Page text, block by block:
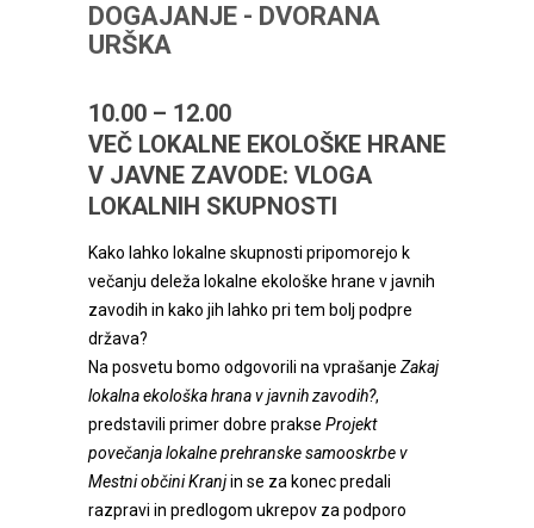
DOGAJANJE - DVORANA
URŠKA
10.00 – 12.00
VEČ LOKALNE EKOLOŠKE HRANE
V JAVNE ZAVODE: VLOGA
LOKALNIH SKUPNOSTI
Kako lahko lokalne skupnosti pripomorejo k
večanju deleža lokalne ekološke hrane v javnih
zavodih in kako jih lahko pri tem bolj podpre
država?
Na posvetu bomo odgovorili na vprašanje Zakaj
lokalna ekološka hrana v javnih zavodih?,
predstavili primer dobre prakse Projekt
povečanja lokalne prehranske samooskrbe v
Mestni občini Kranjin se za konec predali
razpravi in predlogom ukrepov za podporo